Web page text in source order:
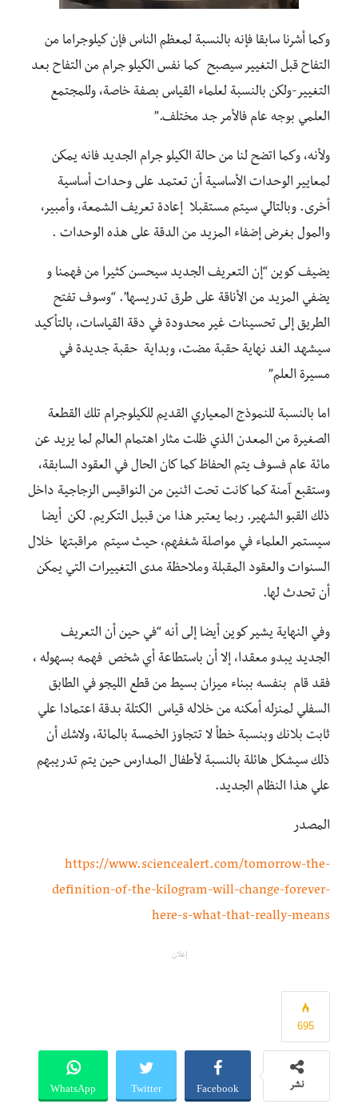
وكما أشرنا سابقا فإنه بالنسبة لمعظم الناس فإن كيلوجراما من
التفاح قبل التغيير سيصبح كما نفس الكيلو جرام من التفاح بعد
التغيير-ولكن بالنسبة لعلماء القياس بصفة خاصة، وللمجتمع
العلمي بوجه عام فالأمر جد مختلف.”
ولأنه، وكما اتضح لنا من حالة الكيلو جرام الجديد فانه يمكن
لمعايير الوحدات الأساسية أن تعتمد على وحدات أساسية
أخرى. وبالتالي سيتم مستقبلا إعادة تعريف الشمعة، وأمبير،
والمول بغرض إضفاء المزيد من الدقة على هذه الوحدات .
يضيف كوين “إن التعريف الجديد سيحسن كثيرا من فهمنا و
يضفي المزيد من الأناقة على طرق تدريسها”. “وسوف تفتح
الطريق إلى تحسينات غير محدودة في دقة القياسات، بالتأكيد
سيشهد الغد نهاية حقبة مضت، وبداية حقبة جديدة في
مسيرة العلم”
اما بالنسبة للنموذج المعياري القديم للكيلوجرام تلك القطعة
الصغيرة من المعدن الذي ظلت مثار اهتمام العالم لما يزيد عن
مائة عام فسوف يتم الحفاظ كما كان الحال في العقود السابقة،
وستقبع آمنة كما كانت تحت اثنين من النواقيس الزجاجية داخل
ذلك القبو الشهير. ربما يعتبر هذا من قبيل التكريم. لكن أيضا
سيستمر العلماء في مواصلة شغفهم، حيث سيتم مراقبتها خلال
السنوات والعقود المقبلة وملاحظة مدى التغييرات التي يمكن
أن تحدث لها.
وفي النهاية يشير كوين أيضا إلى أنه “في حين أن التعريف
الجديد يبدو معقدا، إلا أن باستطاعة أي شخص فهمه بسهوله ،
فقد قام بنفسه ببناء ميزان بسيط من قطع الليجو في الطابق
السفلي لمنزله أمكنه من خلاله قياس الكتلة بدقة اعتمادا علي
ثابت بلانك وبنسبة خطأ لا تتجاوز الخمسة بالمائة، ولاشك أن
ذلك سيشكل هائلة بالنسبة لأطفال المدارس حين يتم تدريبهم
علي هذا النظام الجديد.
المصدر
https://www.sciencealert.com/tomorrow-the-
definition-of-the-kilogram-will-change-forever-
here-s-what-that-really-means
إعلان
695
نشر Facebook
Twitter
WhatsApp